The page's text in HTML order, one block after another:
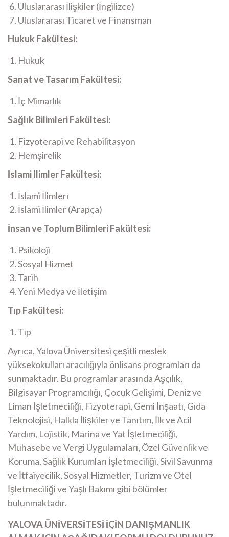
Uluslararası İlişkiler (İngilizce)​
Uluslararası Ticaret ve Finansman​
Hukuk Fakültesi:
Hukuk​
Sanat ve Tasarım Fakültesi:
İç Mimarlık​
Sağlık Bilimleri Fakültesi:
Fizyoterapi ve Rehabilitasyon​
Hemşirelik​
İslami İlimler Fakültesi:
İslami İlimlerı
İslami İlimler (Arapça)
İnsan ve Toplum Bilimleri Fakültesi:
Psikoloji​
Sosyal Hizmet
Tarih​
Yeni Medya ve İletişim​
Tıp Fakültesi:
Tıp​
Ayrıca, Yalova Üniversitesi çeşitli meslek
yüksekokulları aracılığıyla önlisans programları da
sunmaktadır. Bu programlar arasında Aşçılık,
Bilgisayar Programcılığı, Çocuk Gelişimi, Deniz ve
Liman İşletmeciliği, Fizyoterapi, Gemi İnşaatı, Gıda
Teknolojisi, Halkla İlişkiler ve Tanıtım, İlk ve Acil
Yardım, Lojistik, Marina ve Yat İşletmeciliği,
Muhasebe ve Vergi Uygulamaları, Özel Güvenlik ve
Koruma, Sağlık Kurumları İşletmeciliği, Sivil Savunma
ve İtfaiyecilik, Sosyal Hizmetler, Turizm ve Otel
İşletmeciliği ve Yaşlı Bakımı gibi bölümler
bulunmaktadır.
YALOVA ÜNİVERSİTESİ İÇİN DANIŞMANLIK